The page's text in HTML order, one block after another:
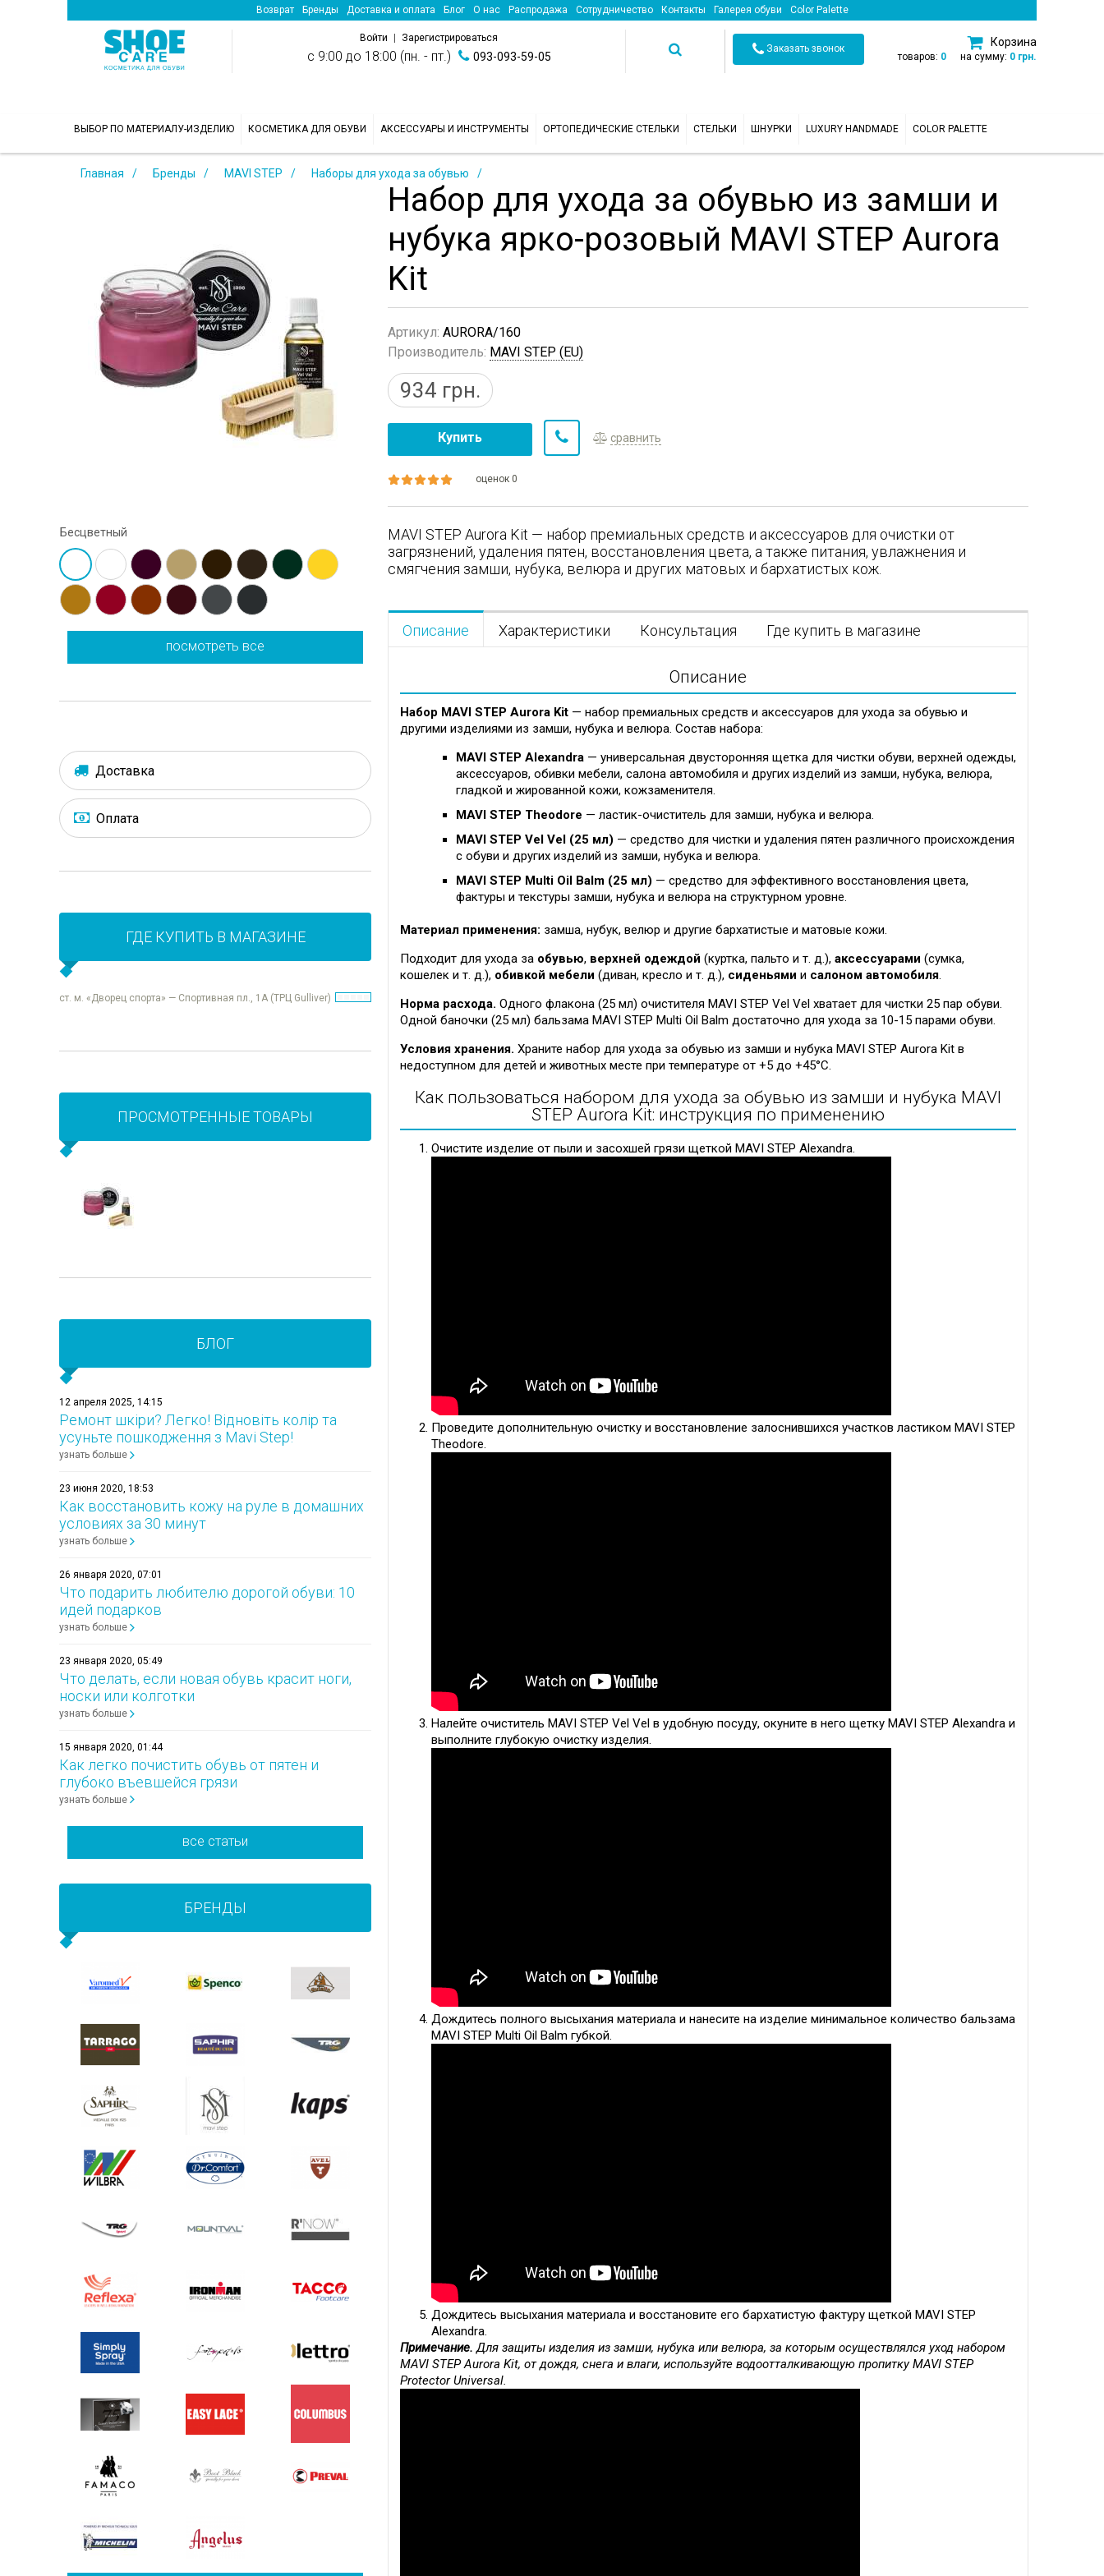
Возврат Бренды Доставка и оплата Блог О нас Распродажа Сотрудничество Контакты Галерея обуви Color Palette
Войти Зарегистрироваться
с 9:00 до 18:00 (пн. - пт.) 093-093-59-05
Заказать звонок
Корзина
товаров: 0 на сумму: 0 грн.
ВЫБОР ПО МАТЕРИАЛУ-ИЗДЕЛИЮ КОСМЕТИКА ДЛЯ ОБУВИ АКСЕССУАРЫ И ИНСТРУМЕНТЫ ОРТОПЕДИЧЕСКИЕ СТЕЛЬКИ СТЕЛЬКИ ШНУРКИ LUXURY HANDMADE COLOR PALETTE
Главная Бренды MAVI STEP Наборы для ухода за обувью
Бесцветный
посмотреть все
Набор для ухода за обувью из замши и
нубука ярко-розовый MAVI STEP Aurora
Kit
Артикул: AURORA/160
Производитель: MAVI STEP (EU)
934 грн.
Купить сравнить
оценок 0
MAVI STEP Aurora Kit — набор премиальных средств и аксессуаров для очистки от
загрязнений, удаления пятен, восстановления цвета, а также питания, увлажнения и
смягчения замши, нубука, велюра и других матовых и бархатистых кож.
Описание Характеристики Консультация Где купить в магазине
Описание
Набор MAVI STEP Aurora Kit — набор премиальных средств и аксессуаров для ухода за обувью и
другими изделиями из замши, нубука и велюра. Состав набора:
MAVI STEP Alexandra— универсальная двусторонняя щетка для чистки обуви, верхней одежды,
аксессуаров, обивки мебели, салона автомобиля и других изделий из замши, нубука, велюра,
гладкой и жированной кожи, кожзаменителя.
MAVI STEP Theodore — ластик-очиститель для замши, нубука и велюра.
MAVI STEP Vel Vel (25 мл) — средство для чистки и удаления пятен различного происхождения
с обуви и других изделий из замши, нубука и велюра.
MAVI STEP Multi Oil Balm (25 мл) — средство для эффективного восстановления цвета,
фактуры и текстуры замши, нубука и велюра на структурном уровне.
Материал применения: замша, нубук, велюр и другие бархатистые и матовые кожи.
Подходит для ухода за обувью, верхней одеждой (куртка, пальто и т. д.), аксессуарами (сумка,
кошелек и т. д.), обивкой мебели (диван, кресло и т. д.), сиденьями и салоном автомобиля.
Норма расхода. Одного флакона (25 мл) очистителя MAVI STEP Vel Vel хватает для чистки 25 пар обуви.
Одной баночки (25 мл) бальзама MAVI STEP Multi Oil Balm достаточно для ухода за 10-15 парами обуви.
Условия хранения. Храните набор для ухода за обувью из замши и нубука MAVI STEP Aurora Kit в
недоступном для детей и животных месте при температуре от +5 до +45°C.
Как пользоваться набором для ухода за обувью из замши и нубука MAVI
STEP Aurora Kit: инструкция по применению
Очистите изделие от пыли и засохшей грязи щеткой MAVI STEP Alexandra.
Проведите дополнительную очистку и восстановление залоснившихся участков ластиком MAVI STEP
Theodore.
Налейте очиститель MAVI STEP Vel Vel в удобную посуду, окуните в него щетку MAVI STEP Alexandra и
выполните глубокую очистку изделия.
Дождитесь полного высыхания материала и нанесите на изделие минимальное количество бальзама
MAVI STEP Multi Oil Balm губкой.
Дождитесь высыхания материала и восстановите его бархатистую фактуру щеткой MAVI STEP
Alexandra.
Примечание. Для защиты изделия из замши, нубука или велюра, за которым осуществлялся уход набором
MAVI STEP Aurora Kit, от дождя, снега и влаги, используйте водоотталкивающую пропитку MAVI STEP
Protector Universal.
Доставка
Оплата
ГДЕ КУПИТЬ В МАГАЗИНЕ
ст. м. «Дворец спорта» — Спортивная пл., 1А (ТРЦ Gulliver)
ПРОСМОТРЕННЫЕ ТОВАРЫ
БЛОГ
12 апреля 2025, 14:15
Ремонт шкіри? Легко! Відновіть колір та
усуньте пошкодження з Mavi Step!
узнать больше
23 июня 2020, 18:53
Как восстановить кожу на руле в домашних
условиях за 30 минут
узнать больше
26 января 2020, 07:01
Что подарить любителю дорогой обуви: 10
идей подарков
узнать больше
23 января 2020, 05:49
Что делать, если новая обувь красит ноги,
носки или колготки
узнать больше
15 января 2020, 01:44
Как легко почистить обувь от пятен и
глубоко въевшейся грязи
узнать больше
все статьи
БРЕНДЫ